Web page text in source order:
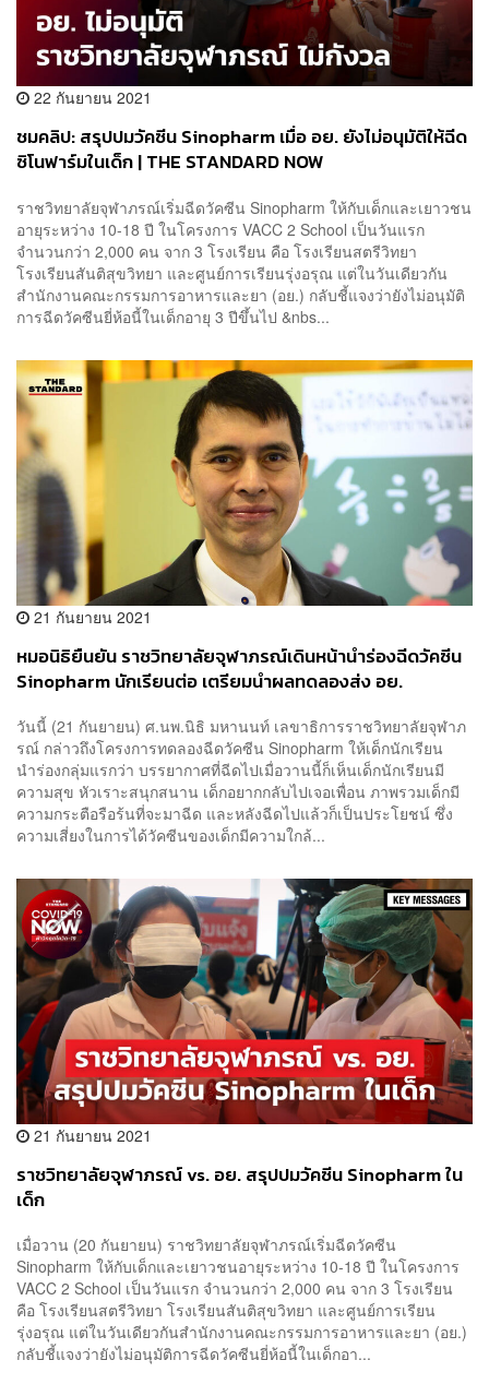
22 กันยายน 2021
ชมคลิป: สรุปปมวัคซีน Sinopharm เมื่อ อย. ยังไม่อนุมัติให้ฉีด
ซิโนฟาร์มในเด็ก | THE STANDARD NOW
ราชวิทยาลัยจุฬาภรณ์เริ่มฉีดวัคซีน Sinopharm ให้กับเด็กและเยาวชน
อายุระหว่าง 10-18 ปี ในโครงการ VACC 2 School เป็นวันแรก
จำนวนกว่า 2,000 คน จาก 3 โรงเรียน คือ โรงเรียนสตรีวิทยา
โรงเรียนสันติสุขวิทยา และศูนย์การเรียนรุ่งอรุณ แต่ในวันเดียวกัน
สำนักงานคณะกรรมการอาหารและยา (อย.) กลับชี้แจงว่ายังไม่อนุมัติ
การฉีดวัคซีนยี่ห้อนี้ในเด็กอายุ 3 ปีขึ้นไป &nbs...
21 กันยายน 2021
หมอนิธิยืนยัน ราชวิทยาลัยจุฬาภรณ์เดินหน้านำร่องฉีดวัคซีน
Sinopharm นักเรียนต่อ เตรียมนำผลทดลองส่ง อย.
วันนี้ (21 กันยายน) ศ.นพ.นิธิ มหานนท์ เลขาธิการราชวิทยาลัยจุฬาภ
รณ์ กล่าวถึงโครงการทดลองฉีดวัคซีน Sinopharm ให้เด็กนักเรียน
นำร่องกลุ่มแรกว่า บรรยากาศที่ฉีดไปเมื่อวานนี้ก็เห็นเด็กนักเรียนมี
ความสุข หัวเราะสนุกสนาน เด็กอยากกลับไปเจอเพื่อน ภาพรวมเด็กมี
ความกระตือรือร้นที่จะมาฉีด และหลังฉีดไปแล้วก็เป็นประโยชน์ ซึ่ง
ความเสี่ยงในการได้วัคซีนของเด็กมีความใกล้...
21 กันยายน 2021
ราชวิทยาลัยจุฬาภรณ์ vs. อย. สรุปปมวัคซีน Sinopharm ใน
เด็ก
เมื่อวาน (20 กันยายน) ราชวิทยาลัยจุฬาภรณ์เริ่มฉีดวัคซีน
Sinopharm ให้กับเด็กและเยาวชนอายุระหว่าง 10-18 ปี ในโครงการ
VACC 2 School เป็นวันแรก จำนวนกว่า 2,000 คน จาก 3 โรงเรียน
คือ โรงเรียนสตรีวิทยา โรงเรียนสันติสุขวิทยา และศูนย์การเรียน
รุ่งอรุณ แต่ในวันเดียวกันสำนักงานคณะกรรมการอาหารและยา (อย.)
กลับชี้แจงว่ายังไม่อนุมัติการฉีดวัคซีนยี่ห้อนี้ในเด็กอา...